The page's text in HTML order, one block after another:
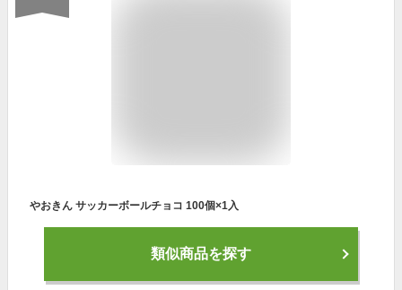
やおきん サッカーボールチョコ 100個×1入
類似商品を探す